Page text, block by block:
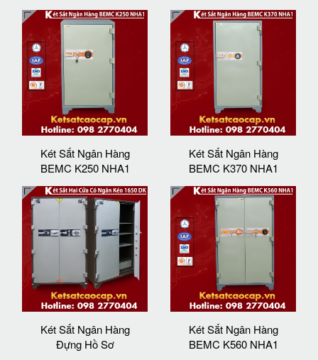
Két Sắt Ngân Hàng
BEMC K250 NHA1
Két Sắt Ngân Hàng
BEMC K370 NHA1
Két Sắt Ngân Hàng
Đựng Hồ Sơ
Két Sắt Ngân Hàng
BEMC K560 NHA1